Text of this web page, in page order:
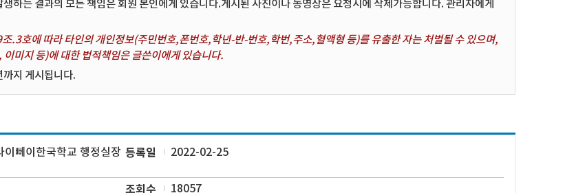
하는 결과의 모든 책임은 회원 본인에게 있습니다.게시된 사진이나 동영상은 요청시에 삭제가능합니다. 관리자에게
.3호에 따라 타인의 개인정보(주민번호,폰번호,학년-반-번호,학번,주소,혈액형 등)를 유출한 자는 처벌될 수 있으며,
이미지 등)에 대한 법적책임은 글쓴이에게 있습니다.
까지 게시됩니다.
이뻬이한국학교 행정실장 등록일 2022-02-25
조회수 18057